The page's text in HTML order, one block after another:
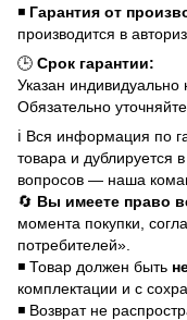
◾ Гарантия от
производится в
🕒 Срок гарантии:
Указан индивидуально
Обязательно
ℹ️ Вся информация по
товара и дублируется
вопросов — наша
🔄 Вы имеете право
момента покупки,
потребителей».
◾ Товар должен быть
комплектации и с
◾ Возврат не